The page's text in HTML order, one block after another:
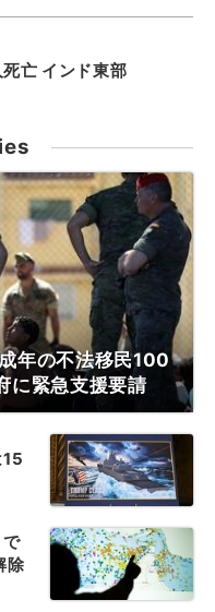
亡 インド東部
年の不法移民100
に緊急支援要請
除